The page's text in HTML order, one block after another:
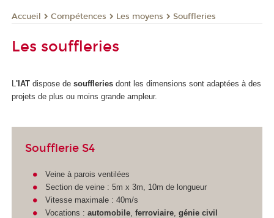
Accueil Compétences Les moyens Souffleries
Les souffleries
L 'IAT dispose de souffleries dont les dimensions sont adaptées à des
projets de plus ou moins grande ampleur.
Soufflerie S4
Veine à parois ventilées
Section de veine : 5m x 3m, 10m de longueur
Vitesse maximale : 40m/s
Vocations : automobile, ferroviaire, génie civil